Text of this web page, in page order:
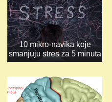
10 mikro-navika koje
smanjuju stres za 5 minuta